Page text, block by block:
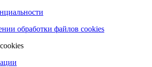
обработки файлов cookies